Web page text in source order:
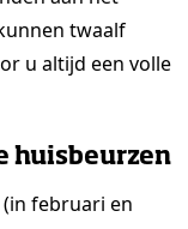
twaalf
u altijd een volle
huisbeurzen
(in februari en